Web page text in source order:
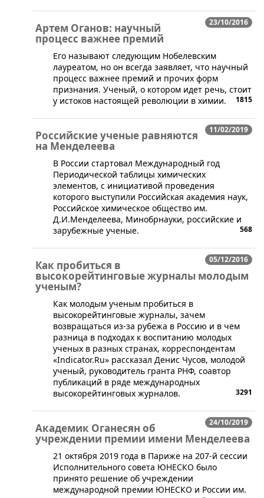
23/10/2016
Артем Оганов: научный
процесс важнее премий
​Его называют следующим Нобелевским
лауреатом, но он всегда заявляет, что научный
процесс важнее премий и прочих форм
признания. Ученый, о котором идет речь, стоит
у истоков настоящей революции в химии.
1815
11/02/2019
Российские ученые равняются
на Менделеева
​В России стартовал Международный год
Периодической таблицы химических
элементов, с инициа­тивой проведения
которого выступили Российская академия наук,
Российское химическое общество им.
Д.И.Менделеева, Минобрнауки, российские и
зарубежные ученые.
568
05/12/2016
Как пробиться в
высокорейтинговые журналы молодым
ученым?
​Как молодым ученым пробиться в
высокорейтинговые журналы, зачем
возвращаться из-за рубежа в Россию и в чем
разница в подходах к воспитанию молодых
ученых в разных странах, корреспондентам
«Indicator.Ru» рассказал Денис Чусов, молодой
ученый, руководитель гранта РНФ, соавтор
публикаций в ряде международных
высокорейтинговых журналов.
3291
24/10/2019
Академик Оганесян об
учреждении премии имени Менделеева
​​​21 октября 2019 года в Париже на 207-й сессии
Исполнительного совета ЮНЕСКО было
принято решение об учреждении
международной премии ЮНЕСКО и России им.